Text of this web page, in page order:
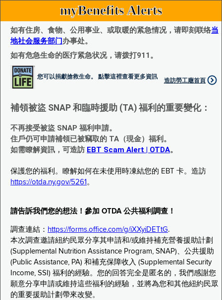
myBenefits Alerts
如有住房、食物、公用事业、或取暖的紧急情况，请即刻联络当
地社会服务部门办事处。
如有危急生命的医疗紧急状况，请拨打911。
您可以捐獻搶救生命。 點擊這裡查看更多資訊
造訪勞工廰首頁
補領被盜 SNAP 和臨時援助 (TA) 福利的重要變化：
不再接受被盜 SNAP 福利申請。
住戶仍可申請補領已被竊取的 TA（現金）福利。
如需瞭解資訊，可造訪 EBT Scam Alert | OTDA。
保護您的福利。瞭解如何在未使用時凍結您的 EBT 卡。造訪
https://otda.ny.gov/5261 。
請告訴我們您的想法！參加 OTDA 公共福利調查！
調查連結： https://forms.office.com/g/iXXyiDETtG.
本次調查邀請紐約民眾分享其申請和/或維持補充營養援助計劃
(Supplemental Nutrition Assistance Program, SNAP)、公共援助
(Public Assistance, PA) 和補充保障收入 (Supplemental Security
Income, SSI) 福利的經驗。您的回答完全是匿名的，我們感謝您
願意分享申請或維持這些福利的經驗，並將為您和其他紐約民眾
的重要援助計劃帶來改變。